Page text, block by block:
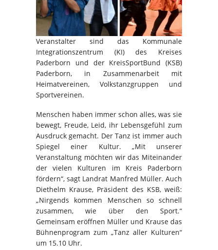
Veranstalter sind das Kommunale
Integrationszentrum (KI) des Kreises
Paderborn und der KreisSportBund (KSB)
Paderborn, in Zusammenarbeit mit
Heimatvereinen, Volkstanzgruppen und
Sportvereinen.
Menschen haben immer schon alles, was sie
bewegt, Freude, Leid, ihr Lebensgefühl zum
Ausdruck gemacht. Der Tanz ist immer auch
Spiegel einer Kultur. „Mit unserer
Veranstaltung möchten wir das Miteinander
der vielen Kulturen im Kreis Paderborn
fördern“, sagt Landrat Manfred Müller. Auch
Diethelm Krause, Präsident des KSB, weiß:
„Nirgends kommen Menschen so schnell
zusammen, wie über den Sport.“
Gemeinsam eröffnen Müller und Krause das
Bühnenprogram zum „Tanz aller Kulturen“
um 15.10 Uhr.